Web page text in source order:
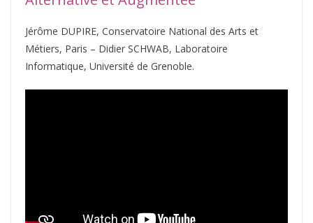
Jérôme DUPIRE, Conservatoire National des Arts et
Métiers, Paris – Didier SCHWAB, Laboratoire
Informatique, Université de Grenoble.